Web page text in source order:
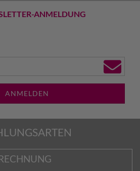
ANMELDUNG
ANMELDEN